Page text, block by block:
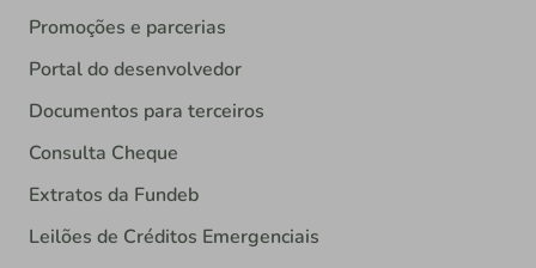
Promoções e parcerias
Portal do desenvolvedor
Documentos para terceiros
Consulta Cheque
Extratos da Fundeb
Leilões de Créditos Emergenciais